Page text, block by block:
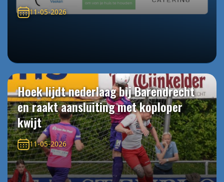
11-05-2026
Hoek lijdt nederlaag bij Barendrecht
en raakt aansluiting met koploper
kwijt
11-05-2026